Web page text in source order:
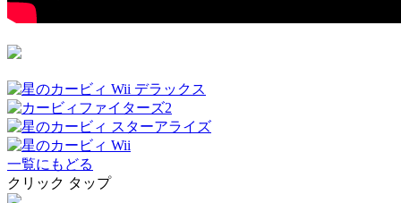
一覧にもどる
クリック タップ